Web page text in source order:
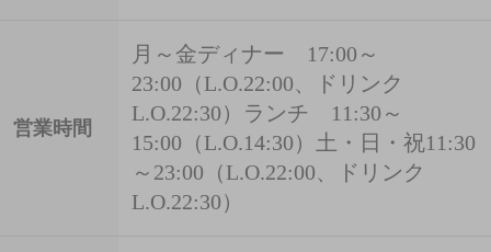
営業時間
月～金ディナー 17:00～
23:00（L.O.22:00、ドリンク
L.O.22:30）ランチ 11:30～
15:00（L.O.14:30）土・日・祝11:30
～23:00（L.O.22:00、ドリンク
L.O.22:30）